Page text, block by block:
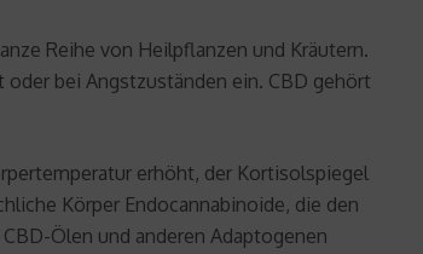
Reihe von Heilpflanzen und Kräutern.
bei Angstzuständen ein. CBD gehört
erhöht, der Kortisolspiegel
Körper Endocannabinoide, die den
Ölen und anderen Adaptogenen